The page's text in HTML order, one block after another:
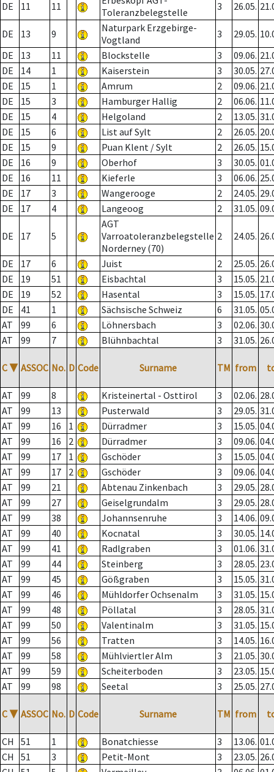
DE 11 11
Toleranzbelegstelle
3 26.05.
DE 13 9
Naturpark Erzgebirge-
Vogtland
3 29.05.
DE
13 11 Blockstelle 3 09.06.
DE
14 1 Kaiserstein 3 30.05.
DE
15 1 Amrum 2 09.06.
DE
15 3 Hamburger Hallig 2 06.06.
DE
15 4 Helgoland 2 13.05.
DE
15 6 List auf Sylt 2 26.05.
DE
15 9 Puan Klent / Sylt 2 26.05.
DE
16 9 Oberhof 3 30.05.
DE
16 11 Kieferle 3 06.06.
DE
17 3 Wangerooge 2 24.05.
DE
17 4 Langeoog 2 31.05.
DE 17 5
AGT
Varroatoleranzbelegstelle
Norderney (70)
2 24.05.
DE 17 6 Juist 2 25.05.
DE
19 51 Eisbachtal 3 15.05.
DE
19 52 Hasental 3 15.05.
DE
41 1 Sächsische Schweiz 6 31.05.
AT
99 6 Löhnersbach 3 02.06.
AT
99 7 Blühnbachtal 3 31.05.
C ▼ ASSOC No. D Code Surname TM from
AT 99 8 Kristeinertal - Osttirol 3 02.06.
AT
99 13 Pusterwald 3 29.05.
AT
99 16 1 Dürradmer 3 15.05.
AT
99 16 2 Dürradmer 3 09.06.
AT
99 17 1 Gschöder 3 15.05.
AT
99 17 2 Gschöder 3 09.06.
AT
99 21 Abtenau Zinkenbach 3 29.05.
AT
99 27 Geiselgrundalm 3 29.05.
AT
99 38 Johannsenruhe 3 14.06.
AT
99 40 Kocnatal 3 30.05.
AT
99 41 Radlgraben 3 01.06.
AT
99 44 Steinberg 3 28.05.
AT
99 45 Gößgraben 3 15.05.
AT
99 46 Mühldorfer Ochsenalm 3 31.05.
AT
99 48 Pöllatal 3 28.05.
AT
99 50 Valentinalm 3 31.05.
AT
99 56 Tratten 3 14.05.
AT
99 58 Mühlviertler Alm 3 21.05.
AT
99 59 Scheiterboden 3 23.05.
AT
99 98 Seetal 3 25.05.
C ▼ ASSOC No. D Code Surname TM from
CH 51 1 Bonatchiesse 3 13.06.
CH
51 3 Petit-Mont 3 23.05.